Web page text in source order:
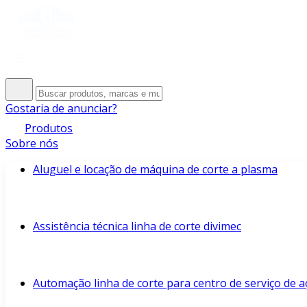
Gostaria de anunciar?
Produtos
Sobre nós
Aluguel e locação de máquina de corte a plasma
Assistência técnica linha de corte divimec
Automação linha de corte para centro de serviço de